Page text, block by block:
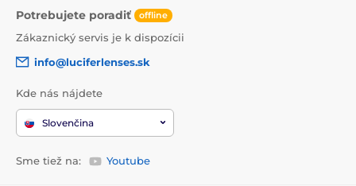
Potrebujete poradiť offline
Zákaznický servis je k dispozícii
info@luciferlenses.sk
Kde nás nájdete
Slovenčina
Sme tiež na: Youtube